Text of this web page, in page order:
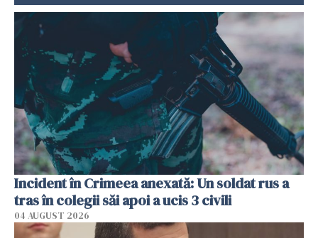
Incident în Crimeea anexată: Un soldat rus a
tras în colegii săi apoi a ucis 3 civili
04 AUGUST 2026